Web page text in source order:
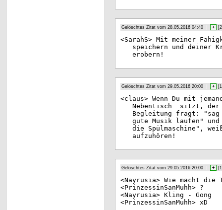
Gelöschtes Zitat vom 28.05.2016 04:40 + [2
<Sa rahS> Mit meiner
speichern und deiner
erobern!
Gelöschtes Zitat vom 29.05.2016 20:00 + [
<claus> Wenn Du mit
Nebentisch sitzt, der
Begleitung fragt: "sag
gute Musik laufen"
die Spülmaschine",
aufzuhören!
Gelöschtes Zitat vom 29.05.2016 20:00 + [1
<Nayrusia> Wie macht die
<PrinzessinSanMuhh> ?
<Nayrusia> Kling - Gong
<PrinzessinSanMuhh> xD